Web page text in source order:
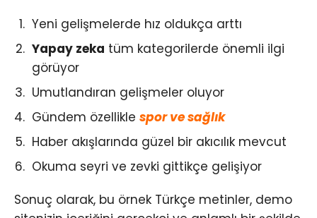
Yeni gelişmelerde hız oldukça arttı
Yapay zeka tüm kategorilerde önemli ilgi
görüyor
Umutlandıran gelişmeler oluyor
Gündem özellikle spor ve sağlık
Haber akışlarında güzel bir akıcılık mevcut
Okuma seyri ve zevki gittikçe gelişiyor
Sonuç olarak, bu örnek Türkçe metinler, demo